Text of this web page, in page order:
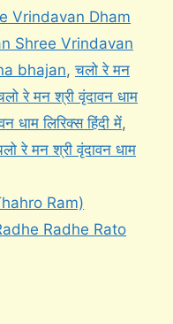
Vrindavan Dham
Shree Vrindavan
bhajan,चलो रे मन
रे मन श्री वृंदावन धाम
धाम लिरिक्स हिंदी में,
रे मन श्री वृंदावन धाम
Ram)
Radhe Rato